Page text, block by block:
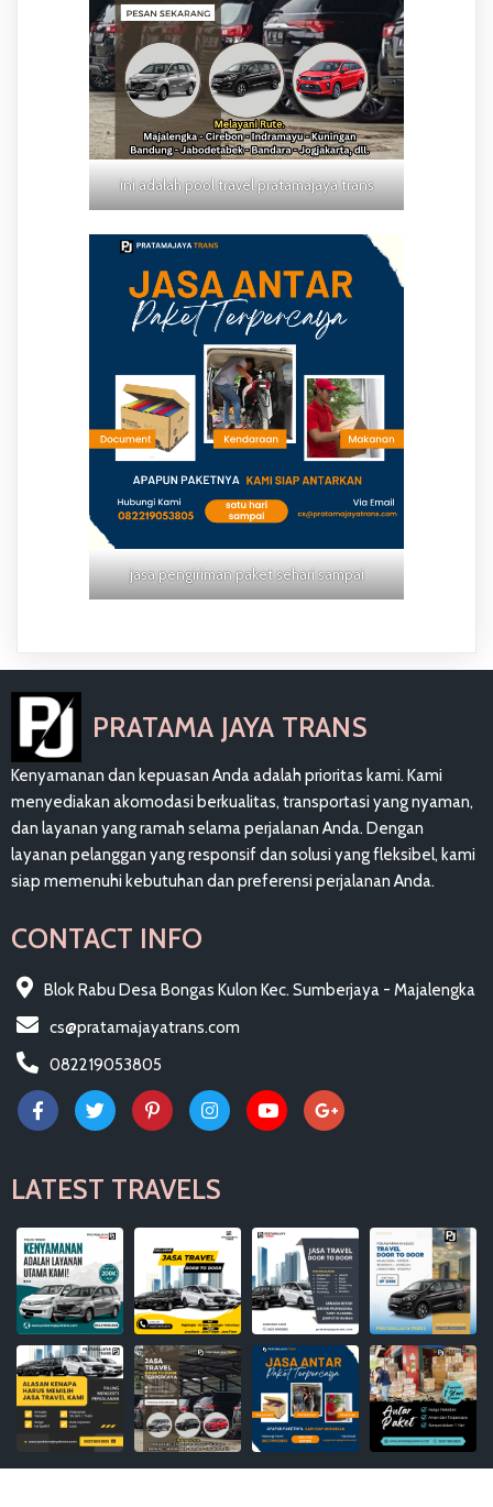
ini adalah pool travel pratamajaya trans
jasa pengiriman paket sehari sampai
PRATAMA JAYA TRANS
Kenyamanan dan kepuasan Anda adalah prioritas kami. Kami
menyediakan akomodasi berkualitas, transportasi yang nyaman,
dan layanan yang ramah selama perjalanan Anda. Dengan
layanan pelanggan yang responsif dan solusi yang fleksibel, kami
siap memenuhi kebutuhan dan preferensi perjalanan Anda.
CONTACT INFO
Blok Rabu Desa Bongas Kulon Kec. Sumberjaya - Majalengka
cs@pratamajayatrans.com
082219053805
LATEST TRAVELS